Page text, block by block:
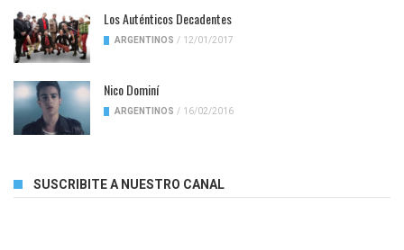
Los Auténticos Decadentes
ARGENTINOS / 12/01/2017
Nico Dominí
ARGENTINOS / 16/02/2016
SUSCRIBITE A NUESTRO CANAL